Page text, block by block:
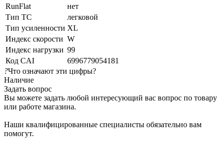
RunFlat
нет
Тип ТС
легковой
Тип усиленности XL
Индекс скорости W
Индекс нагрузки 99
Код CAI
6996779054181
?Что означают эти цифры?
Наличие
Задать вопрос
Вы можете задать любой интересующий вас вопрос по товару
или работе магазина.
Наши квалифицированные специалисты обязательно вам
помогут.